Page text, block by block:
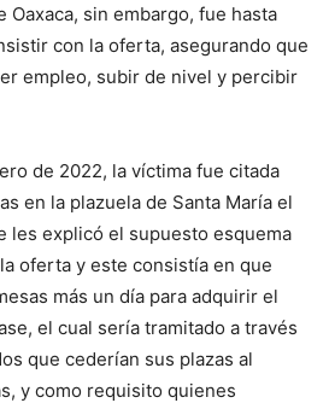
Oaxaca, sin embargo, fue hasta
con la oferta, asegurando que
empleo, subir de nivel y percibir
de 2022, la víctima fue citada
en la plazuela de Santa María el
les explicó el supuesto esquema
oferta y este consistía en que
más un día para adquirir el
el cual sería tramitado a través
que cederían sus plazas al
y como requisito quienes